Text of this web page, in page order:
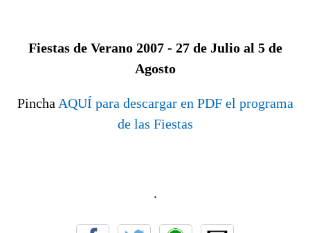
Fiestas de Verano 2007 - 27 de Julio al 5 de
Agosto
Pincha AQUÍ para descargar en PDF el programa
de las Fiestas
.